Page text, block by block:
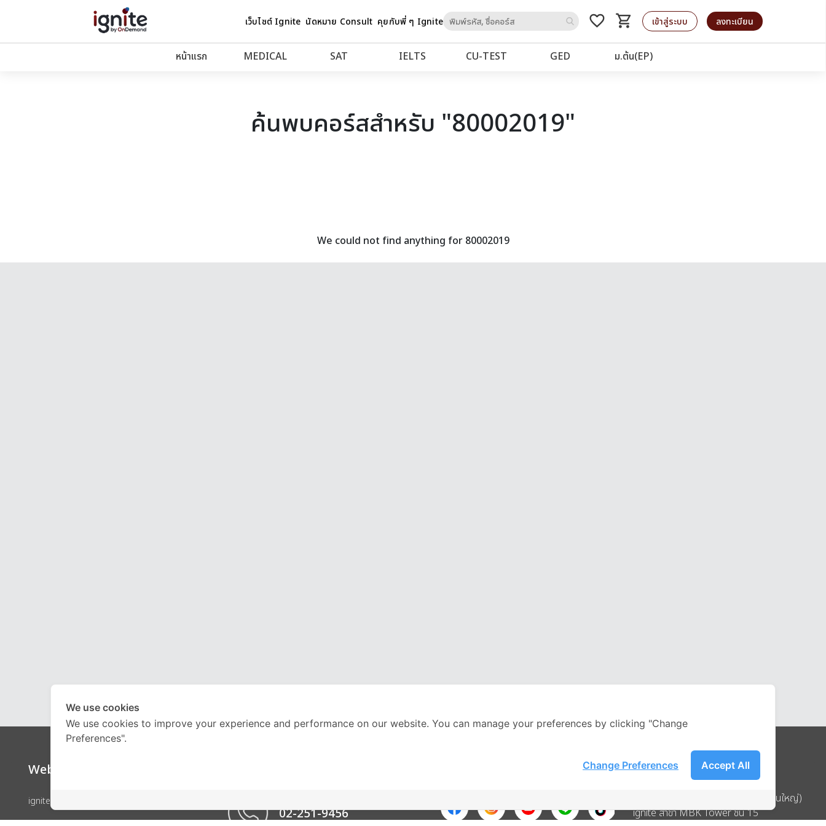
เว็บไซต์ Ignite นัดหมาย Consult คุยกับพี่ ๆ Igniteto
favorite_border shopping_cart
รถเข็น เข้าสู่ระบบ ลงทะเบียน
หน้าแรก MEDICAL SAT IELTS CU‑TEST GED ม.ต้น(EP)
ค้นพบคอร์สสำหรับ "80002019"
We could not find anything for 80002019
Website
ignite by OnDemand
02-251-9456
Address
บริษัท อิกไนท์ เอ สตาร์ จำกัด (สำนักงานใหญ่)
ignite สาขา MBK Tower ชั้น 15
We use cookies
We use cookies to improve your experience and performance on our website. You can manage your preferences by clicking "Change
Preferences".
Accept All
Change Preferences